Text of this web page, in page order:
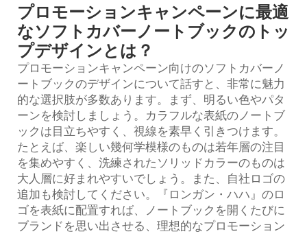
プロモーションキャンペーンに最適
なソフトカバーノートブックのトッ
プデザインとは？
プロモーションキャンペーン向けのソフトカバーノ
ートブックのデザインについて話すと、非常に魅力
的な選択肢が多数あります。まず、明るい色やパタ
ーンを検討しましょう。カラフルな表紙のノートブ
ックは目立ちやすく、視線を素早く引きつけます。
たとえば、楽しい幾何学模様のものは若年層の注目
を集めやすく、洗練されたソリッドカラーのものは
大人層に好まれやすいでしょう。また、自社ロゴの
追加も検討してください。『ロンガン・ハハ』のロ
ゴを表紙に配置すれば、ノートブックを開くたびに
ブランドを思い出させる、理想的なプロモーション